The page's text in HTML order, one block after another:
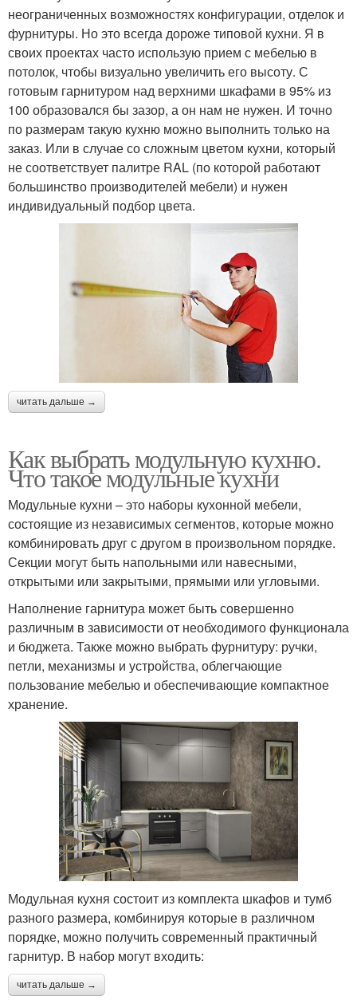
неограниченных возможностях конфигурации, отделок и
фурнитуры. Но это всегда дороже типовой кухни. Я в
своих проектах часто использую прием с мебелью в
потолок, чтобы визуально увеличить его высоту. С
готовым гарнитуром над верхними шкафами в 95% из
100 образовался бы зазор, а он нам не нужен. И точно
по размерам такую кухню можно выполнить только на
заказ. Или в случае со сложным цветом кухни, который
не соответствует палитре RAL (по которой работают
большинство производителей мебели) и нужен
индивидуальный подбор цвета.
читать дальше →
Как выбрать модульную кухню.
Что такое модульные кухни
Модульные кухни – это наборы кухонной мебели,
состоящие из независимых сегментов, которые можно
комбинировать друг с другом в произвольном порядке.
Секции могут быть напольными или навесными,
открытыми или закрытыми, прямыми или угловыми.
Наполнение гарнитура может быть совершенно
различным в зависимости от необходимого функционала
и бюджета. Также можно выбрать фурнитуру: ручки,
петли, механизмы и устройства, облегчающие
пользование мебелью и обеспечивающие компактное
хранение.
Модульная кухня состоит из комплекта шкафов и тумб
разного размера, комбинируя которые в различном
порядке, можно получить современный практичный
гарнитур. В набор могут входить:
читать дальше →